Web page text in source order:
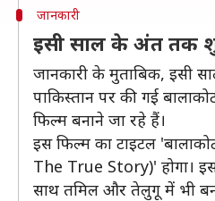
जानकारी
इसी साल के अंत तक
जानकारी के मुताबिक, इसी
पाकिस्तान पर की गई
फिल्म बनाने जा रहे हैं।
इस फिल्म का टाइटल
The True Story)' होगा।
साथ तमिल और तेलुगू में भी